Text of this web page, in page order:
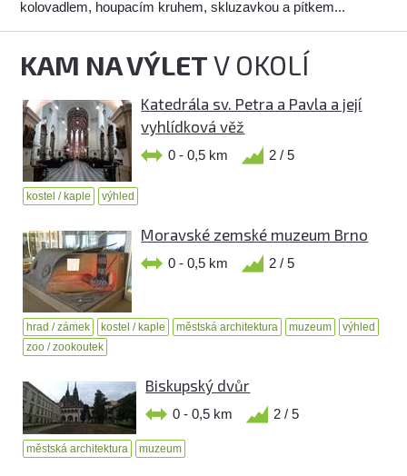
kolovadlem, houpacím kruhem, skluzavkou a pítkem...
KAM NA VÝLETV OKOLÍ
Katedrála sv. Petra a Pavla a její
vyhlídková věž
0 - 0,5 km 2 / 5
kostel / kaple výhled
Moravské zemské muzeum Brno
0 - 0,5 km 2 / 5
hrad / zámek kostel / kaple městská architektura muzeum
výhled
zoo / zookoutek
Biskupský dvůr
0 - 0,5 km 2 / 5
městská architektura muzeum